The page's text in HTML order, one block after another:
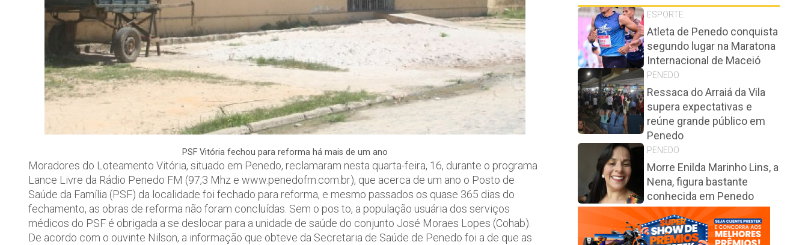
PSF Vitória fechou para reforma há mais de um ano
Moradores do Loteamento Vitória, situado em Penedo, reclamaram nesta quarta-feira, 16, durante o programa
Lance Livre da Rádio Penedo FM (97,3 Mhz e www.penedofm.com.br), que acerca de um ano o Posto de
Saúde da Família (PSF) da localidade foi fechado para reforma, e mesmo passados os quase 365 dias do
fechamento, as obras de reforma não foram concluídas. Sem o pos to, a população usuária dos serviços
médicos do PSF é obrigada a se deslocar para a unidade de saúde do conjunto José Moraes Lopes (Cohab).
De acordo com o ouvinte Nilson, a informação que obteve da Secretaria de Saúde de Penedo foi a de que as
ESPORTE
Atleta de Penedo conquista
segundo lugar na Maratona
Internacional de Maceió
PENEDO
Ressaca do Arraiá da Vila
supera expectativas e
reúne grande público em
Penedo
PENEDO
Morre Enilda Marinho Lins, a
Nena, figura bastante
conhecida em Penedo